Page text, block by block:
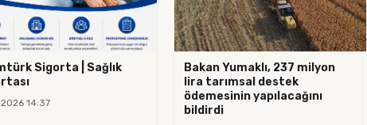
Sigorta | Sağlık
14:37
Bakan Yumaklı, 237 milyon
lira tarımsal destek
ödemesinin yapılacağını
bildirdi